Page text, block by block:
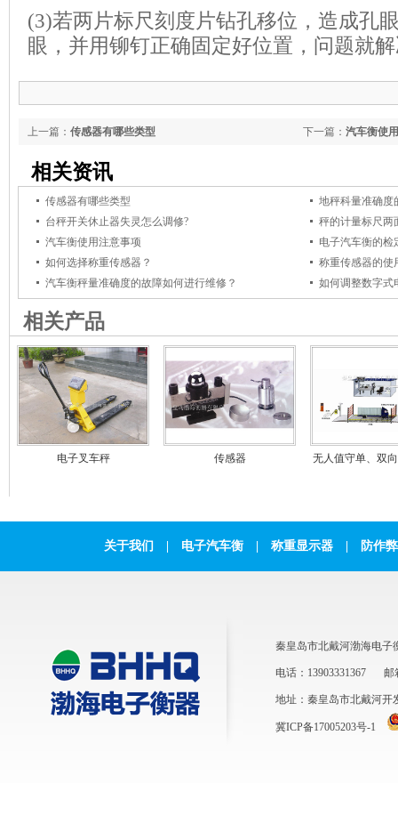
(3)若两片标尺刻度片钻孔移位，造成孔
眼，并用铆钉正确固定好位置，问题就
下一篇： 汽车衡使
上一篇： 传感器有哪些类型
相关资讯
传感器有哪些类型
地秤科量准确度
台秤开关休止器失灵怎么调修?
秤的计量标尺两
汽车衡使用注意事项
电子汽车衡的检
如何选择称重传感器？
称重传感器的使
汽车衡秤量准确度的故障如何进行维修？
如何调整数字式
相关产品
电子叉车秤 传感器 无人值守单、双
关于我们 电子汽车衡 称重显示器 防作
秦皇岛市北戴河渤海电子
电话：13903331367 邮
地址：秦皇岛市北戴河开
冀ICP备17005203号-1